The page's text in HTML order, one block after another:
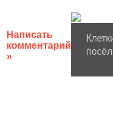
Написать
комментарий
»